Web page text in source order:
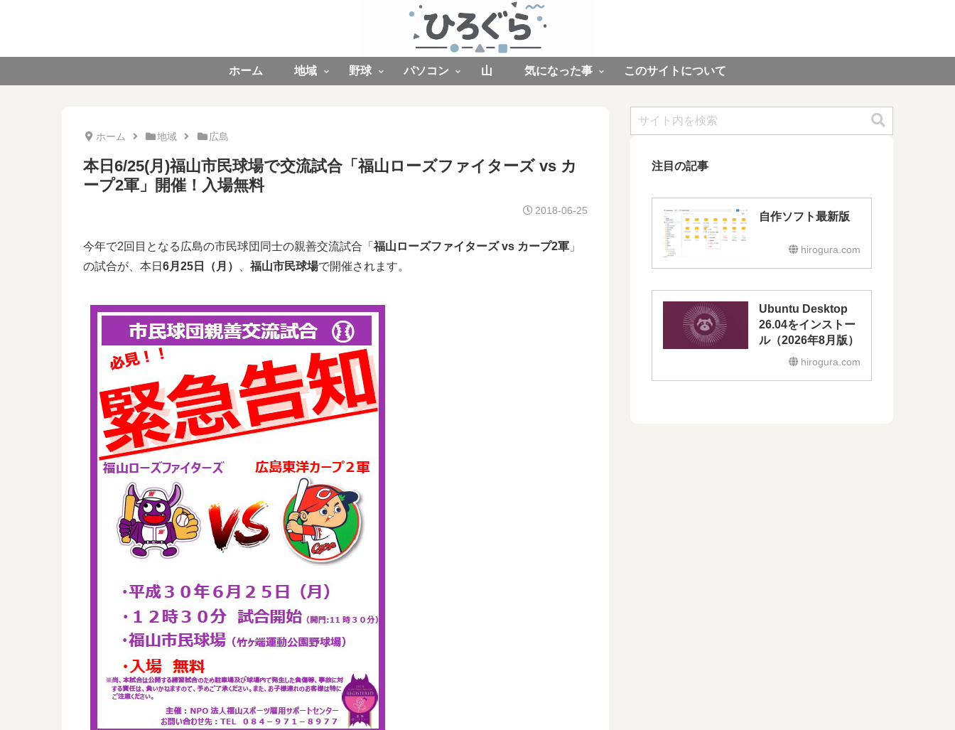
ホーム 地域 野球 パソコン 山 気になった事 このサイトについて
ホーム 地域 広島
本日6/25(月)福山市民球場で交流試合「福山ローズファイターズ vs カ
ープ2軍」開催！入場無料
2018-06-25
今年で2回目となる広島の市民球団同士の親善交流試合「 福山ローズファイターズ vs カープ2軍 」
の試合が、本日 6月25日（月） 福山市民球場で開催されます。
注目の記事
自作ソフト最新版
hirogura.com
Ubuntu Desktop
26.04をインストー
ル（2026年8月版）
hirogura.com